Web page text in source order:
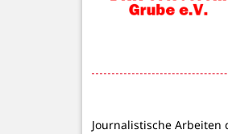
Journalistische